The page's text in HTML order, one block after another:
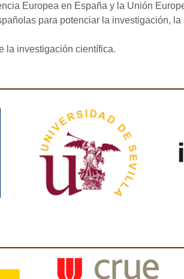
Europea en España y la Unión
para potenciar la investigación,
la investigación científica.